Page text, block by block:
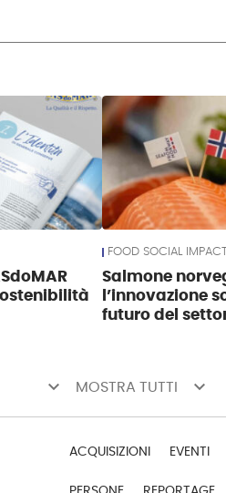
FOOD SOCIAL
Salmone
l’innovazione
futuro del
keyboard_arrow_down MOSTRA TUTTI keyboard_arrow_down
ACQUISIZIONI EVENTI